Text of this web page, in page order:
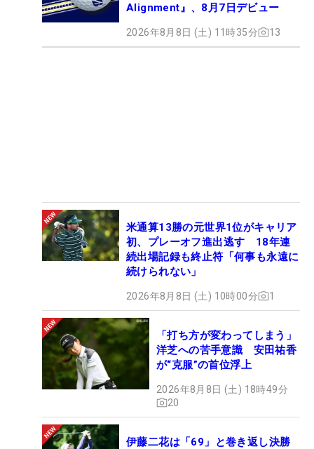
Alignment』、8月7日デビュー
2026年8月8日 (土) 11時35分 13
米通算13勝の元世界1位がキャリア
初、プレーオフ進出逃す 18年連
続出場記録も終止符「何事も永遠に
続けられない」
2026年8月8日 (土) 10時00分 1
「打ち方が変わってしまう」
洋芝への苦手意識 安田祐香
が“克服”の首位浮上
2026年8月8日 (土) 18時49分
20
伊藤二花は「69」と巻き返し決勝